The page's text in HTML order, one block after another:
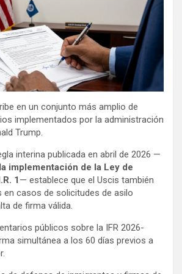
en un conjunto más amplio de
implementados por la administración
Trump.
interina publicada en abril de 2026 —
implementación de la Ley de
1 — establece que el Uscis también
en casos de solicitudes de asilo
de firma válida.
públicos sobre la IFR 2026-
simultánea a los 60 días previos a